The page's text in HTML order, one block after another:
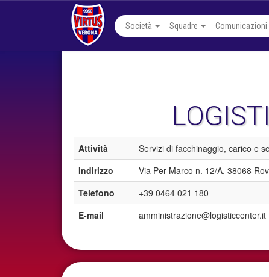
Società Squadre Comunicazioni
Attività
Servizi di facchinaggio, carico e
Indirizzo
Via Per Marco n. 12/A, 38068
Telefono
+39 0464 021 180
E-mail
amministrazione@logisticcenter.it